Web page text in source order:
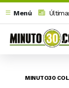
Menú
MINUTO30